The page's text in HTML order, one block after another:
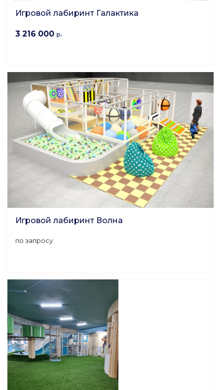
Игровой лабиринт Галактика
3 216 000 р.
Игровой лабиринт Волна
по запросу